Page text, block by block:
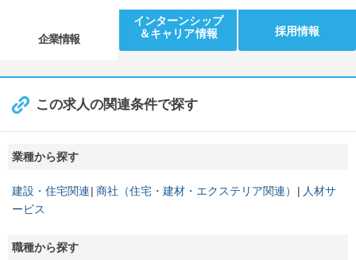
企業情報
インターンシップ
＆キャリア情報
採用情報
この求人の関連条件で探す
業種から探す
建設・住宅関連 商社（住宅・建材・エクステリア関連）
人材サ
ービス
職種から探す